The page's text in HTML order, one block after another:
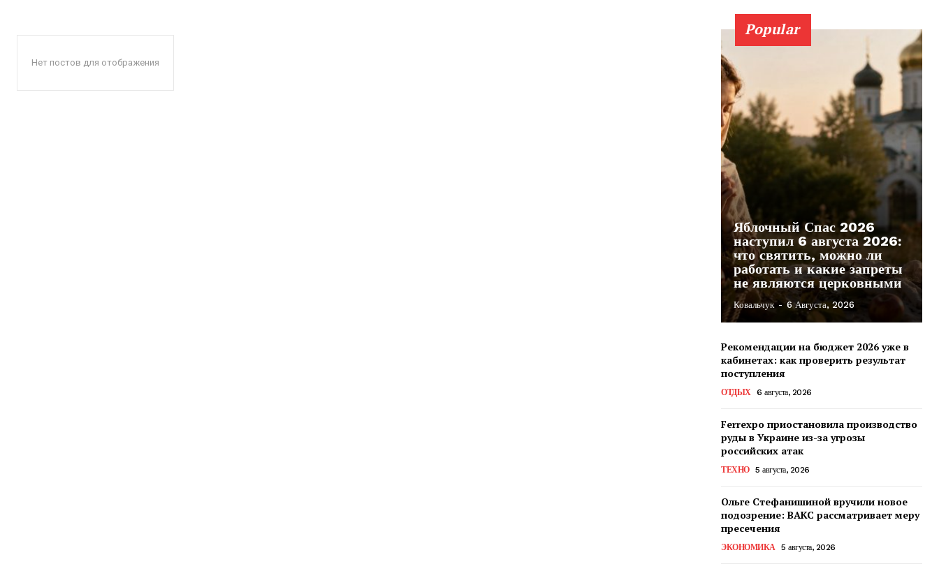
Нет постов для отображения
Popular
Яблочный Спас 2026
наступил 6 августа 2026:
что святить, можно ли
работать и какие запреты
не являются церковными
Ковальчук - 6 Августа, 2026
Рекомендации на бюджет 2026 уже в
кабинетах: как проверить результат
поступления
ОТДЫХ 6 августа, 2026
Ferrexpo приостановила производство
руды в Украине из-за угрозы
российских атак
ТЕХНО 5 августа, 2026
Ольге Стефанишиной вручили новое
подозрение: ВАКС рассматривает меру
пресечения
ЭКОНОМИКА 5 августа, 2026